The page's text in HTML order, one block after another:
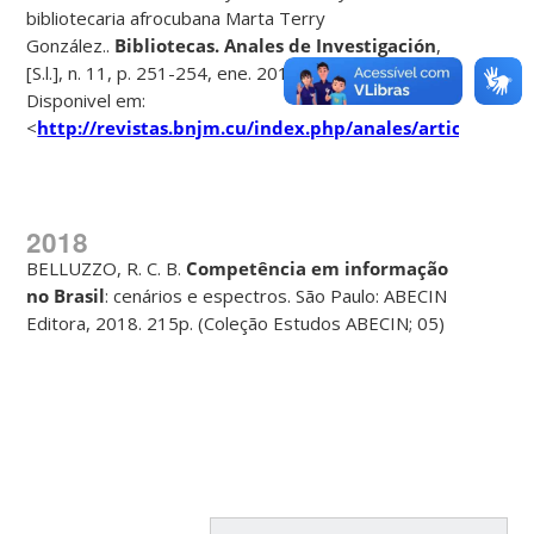
bibliotecaria afrocubana Marta Terry
González.. Bibliotecas. Anales de Investigación,
[S.l.], n. 11, p. 251-254, ene. 2016. ISSN 1683-8947.
Disponivel em:
<http://revistas.bnjm.cu/index.php/anales/article/
2018
BELLUZZO, R. C. B. Competência em informação
no Brasil: cenários e espectros. São Paulo: ABECIN
Editora, 2018. 215p. (Coleção Estudos ABECIN; 05)